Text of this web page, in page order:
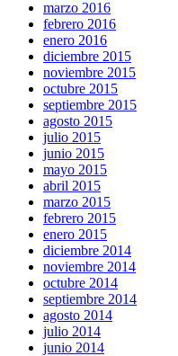
marzo 2016
febrero 2016
enero 2016
diciembre 2015
noviembre 2015
octubre 2015
septiembre 2015
agosto 2015
julio 2015
junio 2015
mayo 2015
abril 2015
marzo 2015
febrero 2015
enero 2015
diciembre 2014
noviembre 2014
octubre 2014
septiembre 2014
agosto 2014
julio 2014
junio 2014